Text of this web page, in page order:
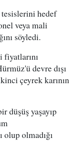
hedef
veya mali
söyledi.
fiyatlarını
devre dışı
çeyrek karının
düşüş yaşayıp
olup olmadığı